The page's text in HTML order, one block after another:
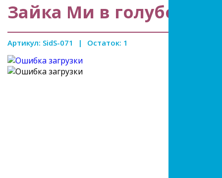
Зайка Ми в голубой
Артикул: SidS-071 | Остаток: 1